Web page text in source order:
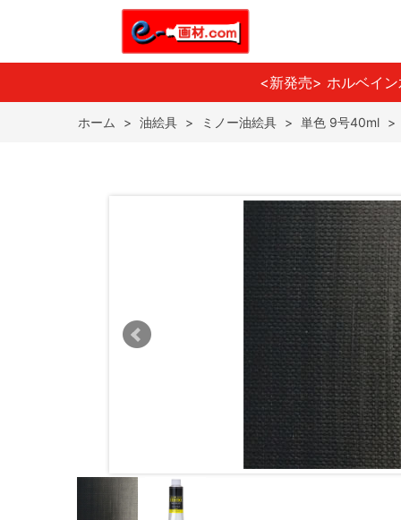
<新発売> ホルベイ
ホーム > 油絵具 > ミノー油絵具 > 単色 9号40ml >